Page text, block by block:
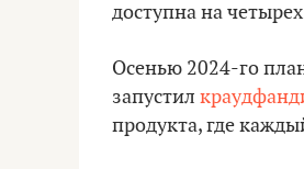
доступна на
Осенью 2024-го
запустил
продукта, где